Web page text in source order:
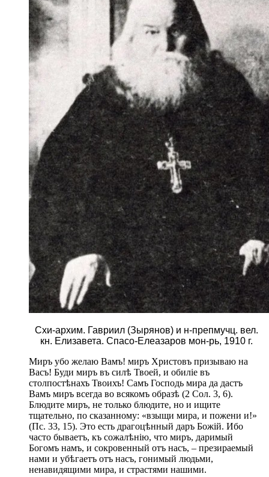
Схи-архим. Гавриил (Зырянов) и н-препмучц. вел.
кн. Елизавета. Спасо-Елеазаров мон-рь, 1910 г.
Миръ убо желаю Вамъ! миръ Христовъ призываю на
Васъ! Буди миръ въ силѣ Твоей, и обиліе въ
столпостѣнахъ Твоихъ! Самъ Господь мира да дастъ
Вамъ миръ всегда во всякомъ образѣ (2 Сол. 3, 6).
Блюдите миръ, не только блюдите, но и ищите
тщательно, по сказанному: «взыщи мира, и пожени и!»
(Пс. 33, 15). Это есть драгоцѣнный даръ Божій. Ибо
часто бываетъ, къ сожалѣнію, что миръ, даримый
Богомъ намъ, и сокровенный отъ насъ, – презираемый
нами и убѣгаетъ отъ насъ, гонимый людьми,
ненавидящими мира, и страстями нашими.